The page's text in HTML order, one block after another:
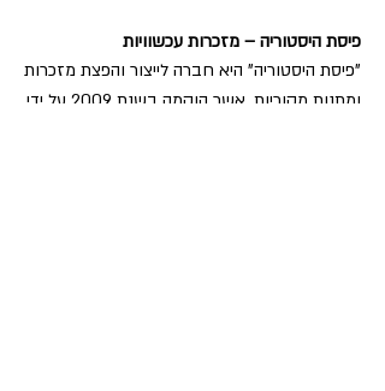
פיסת היסטוריה – מזכרות עכשוויות
"פיסת היסטוריה" היא חברה לייצור והפצת מזכרות
ומתנות מקוריות, אשר הוקמה בשנת 2009 על ידי